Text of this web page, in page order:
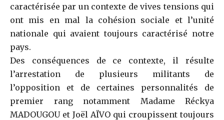
caractérisée par un contexte de vives tensions qui
ont mis en mal la cohésion sociale et l’unité
nationale qui avaient toujours caractérisé notre
pays.
Des conséquences de ce contexte, il résulte
l’arrestation de plusieurs militants de
l’opposition et de certaines personnalités de
premier rang notamment Madame Réckya
MADOUGOU et Joël AÏVO qui croupissent toujours